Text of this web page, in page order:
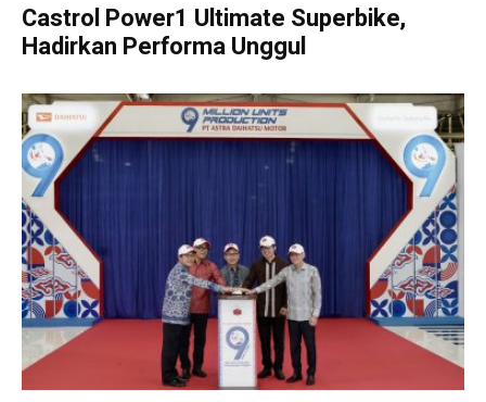
Castrol Power1 Ultimate Superbike,
Hadirkan Performa Unggul